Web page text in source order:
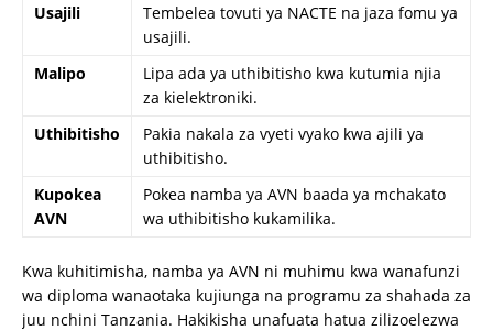
Usajili
Tembelea tovuti ya NACTE na jaza fomu ya
usajili.
Malipo
Lipa ada ya uthibitisho kwa kutumia njia
za kielektroniki.
Uthibitisho
Pakia nakala za vyeti vyako kwa ajili ya
uthibitisho.
Kupokea
AVN
Pokea namba ya AVN baada ya mchakato
wa uthibitisho kukamilika.
Kwa kuhitimisha, namba ya AVN ni muhimu kwa wanafunzi
wa diploma wanaotaka kujiunga na programu za shahada za
juu nchini Tanzania. Hakikisha unafuata hatua zilizoelezwa